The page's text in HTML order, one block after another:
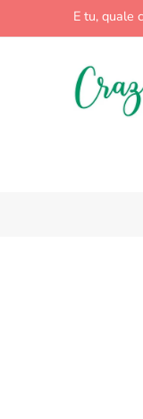
E tu, quale